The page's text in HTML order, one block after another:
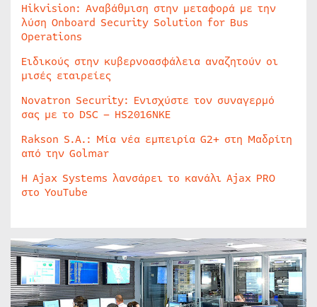
Hikvision: Αναβάθμιση στην μεταφορά με την
λύση Onboard Security Solution for Bus
Operations
Ειδικούς στην κυβερνοασφάλεια αναζητούν οι
μισές εταιρείες
Novatron Security: Ενισχύστε τον συναγερμό
σας με το DSC – HS2016NKE
Rakson S.A.: Μία νέα εμπειρία G2+ στη Μαδρίτη
από την Golmar
Η Ajax Systems λανσάρει το κανάλι Ajax PRO
στο YouTube